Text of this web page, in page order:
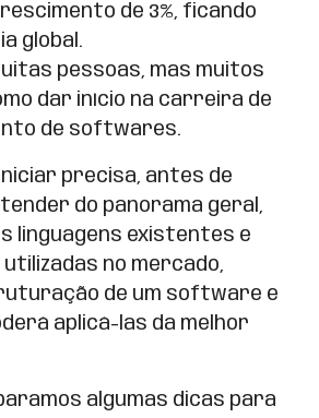
de 3%, ficando
global.
pessoas, mas muitos
dar início na carreira de
de softwares.
precisa, antes de
do panorama geral,
linguagens existentes e
utilizadas no mercado,
de um software e
aplicá-las da melhor
algumas dicas para